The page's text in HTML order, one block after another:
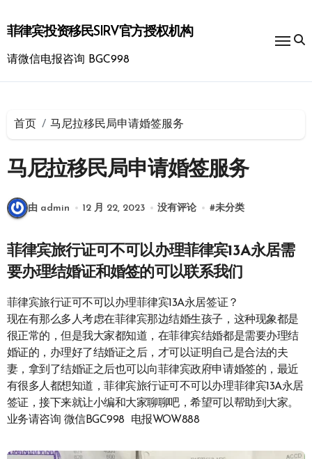
到
内
菲律宾投资移民SIRV官方授权机构
请微信电报咨询 BGC998
首页 马尼拉移民局申请婚签服务
马尼拉移民局申请婚签服务
由 admin 12 月 22, 2023 没有评论 #未分类
菲律宾旅行证可不可以办理菲律宾13A永居需
要办理结婚证和婚签的可以联系我们
菲律宾旅行证可不可以办理菲律宾13A永居签证？
现在有那么多人考虑在菲律宾那边结婚生孩子，这种现象都是
很正常的，但是我大家都知道，在菲律宾结婚都是需要办理结
婚证的，办理好了结婚证之后，才可以证明自己是合法的夫
妻，拿到了结婚证之后也可以向菲律宾政府申请婚签的，最近
有很多人都想知道，菲律宾旅行证可不可以办理菲律宾13A永居
签证，接下来就让小编和大家聊聊吧，希望可以帮助到大家。
业务请咨询 微信BGC998 电报WOW888